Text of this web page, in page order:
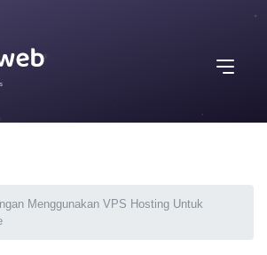
Menggunakan VPS Hosting Untuk